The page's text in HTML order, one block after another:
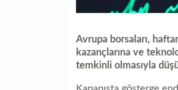
Avrupa borsaları,
kazançlarına ve
temkinli olmasıyla